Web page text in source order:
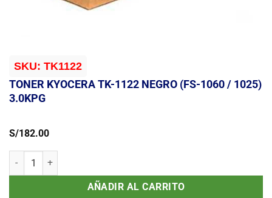
SKU: TK1122
TONER KYOCERA TK-1122 NEGRO (FS-1060 / 1025)
3.0KPG
S/182.00
TONER KYOCERA TK-1122 NEGRO (FS-1060 / 1025) 3.0KPG
AÑADIR AL CARRITO